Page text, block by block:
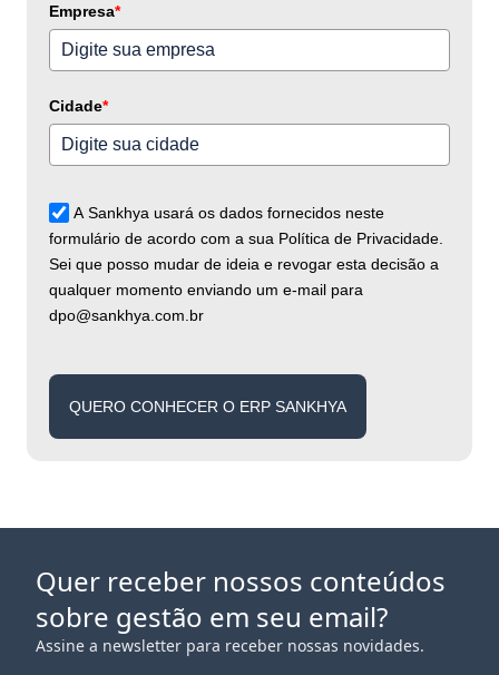
Empresa*
Cidade*
A Sankhya usará os dados fornecidos neste
formulário de acordo com a sua Política de Privacidade.
Sei que posso mudar de ideia e revogar esta decisão a
qualquer momento enviando um e-mail para
dpo@sankhya.com.br
QUERO CONHECER O ERP SANKHYA
Quer receber nossos conteúdos
sobre gestão em seu email?
Assine a newsletter para receber nossas novidades.